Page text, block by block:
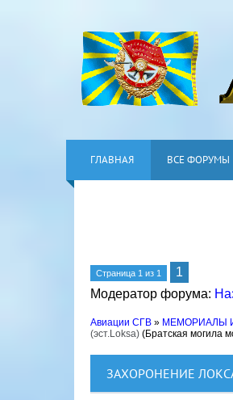
ГЛАВНАЯ ВСЕ ФОРУМЫ
Страница 1 из 1
1
Модератор форума:
Авиации СГВ » МЕМОРИАЛЫ
(эст.Loksa) (Братская могила
ЗАХОРОНЕНИЕ ЛОКСА